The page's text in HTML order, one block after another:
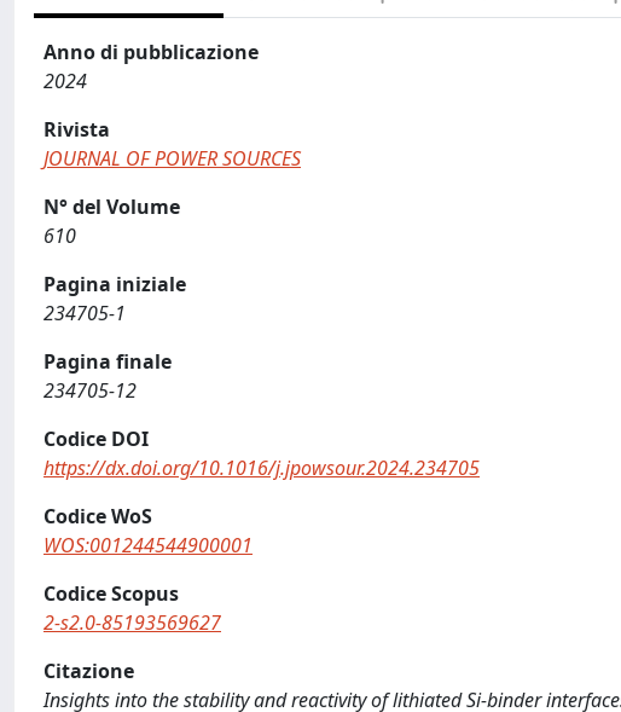
Anno di pubblicazione
2024
Rivista
JOURNAL OF POWER SOURCES
N° del Volume
610
Pagina iniziale
234705-1
Pagina finale
234705-12
Codice DOI
https://dx.doi.org/10.1016/j.jpowsour.2024.234705
Codice WoS
WOS:001244544900001
Codice Scopus
2-s2.0-85193569627
Citazione
Insights into the stability and reactivity of lithiated Si-binder